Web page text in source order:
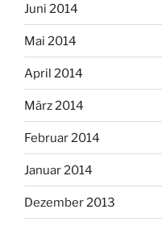
Juni 2014
Mai 2014
April 2014
März 2014
Februar 2014
Januar 2014
Dezember 2013